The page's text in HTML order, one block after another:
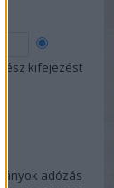
Egész kifejezést
adózás